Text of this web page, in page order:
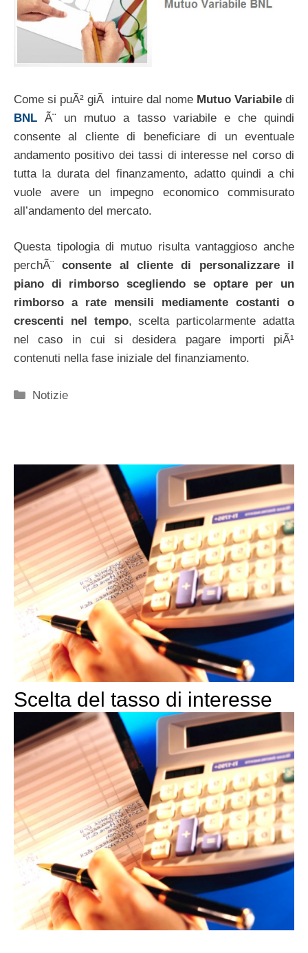
Come si puÃ² giÃ intuire dal nome Mutuo Variabiledi
BNL Ã¨ un mutuo a tasso variabile e che quindi
consente al cliente di beneficiare di un eventuale
andamento positivo dei tassi di interesse nel corso di
tutta la durata del finanzamento, adatto quindi a chi
vuole avere un impegno economico commisurato
all’andamento del mercato.
Questa tipologia di mutuo risulta vantaggioso anche
perchÃ¨consente al cliente di personalizzare il
piano di rimborso scegliendo se optare per un
rimborso a rate mensili mediamente costanti o
crescenti nel tempo, scelta particolarmente adatta
nel caso in cui si desidera pagare importi piÃ¹
contenuti nella fase iniziale del finanziamento.
Categorie
Notizie
Scelta del tasso di interesse